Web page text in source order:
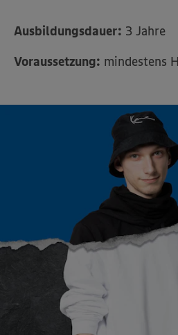
Ausbildungsdauer: 3 Jahre
Voraussetzung: mindestens